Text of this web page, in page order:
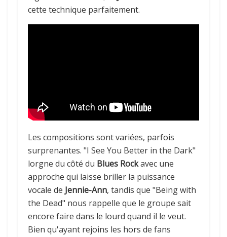
cette technique parfaitement.
Les compositions sont variées, parfois
surprenantes. "I See You Better in the Dark"
lorgne du côté du Blues Rockavec une
approche qui laisse briller la puissance
vocale de Jennie-Ann, tandis que "Being with
the Dead" nous rappelle que le groupe sait
encore faire dans le lourd quand il le veut.
Bien qu'ayant rejoins les hors de fans